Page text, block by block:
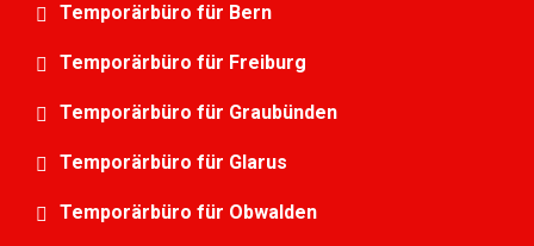
Temporärbüro für Bern
Temporärbüro für Freiburg
Temporärbüro für Graubünden
Temporärbüro für Glarus
Temporärbüro für Obwalden